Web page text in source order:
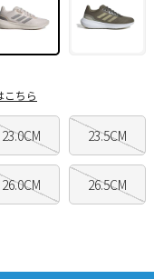
23.0CM 23.5CM
26.0CM 26.5CM
こちら